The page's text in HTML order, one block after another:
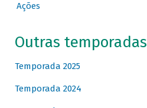
Ações
Outras temporadas
Temporada 2025
Temporada 2024